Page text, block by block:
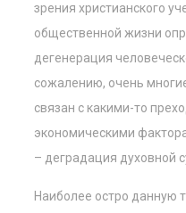
зрения христианского
общественной жизни
дегенерация
сожалению, очень
связан с какими-то
экономическими
– деградация духовной
Наиболее остро данную